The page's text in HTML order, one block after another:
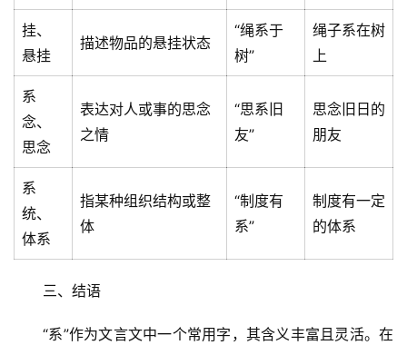
首
页
文
章
分
类
挂、
悬挂
描述物品的悬挂状态
“绳系于
树”
绳子系在树
上
系
念、
思念
表达对人或事的思念
之情
“思系旧
友”
思念旧日的
朋友
系
统、
体系
指某种组织结构或整
体
“制度有
系”
制度有一定
的体系
三、结语
“系”作为文言文中一个常用字，其含义丰富且灵活。在